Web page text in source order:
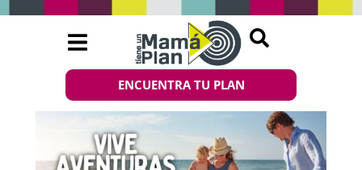
ENCUENTRA TU PLAN